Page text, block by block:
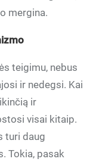
mergina.
teigimu, nebus
ir nedegsi. Kai
ir
visai kitaip.
turi daug
Tokia, pasak